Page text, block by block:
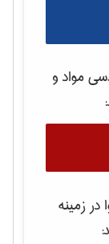
مواد و
زمینه